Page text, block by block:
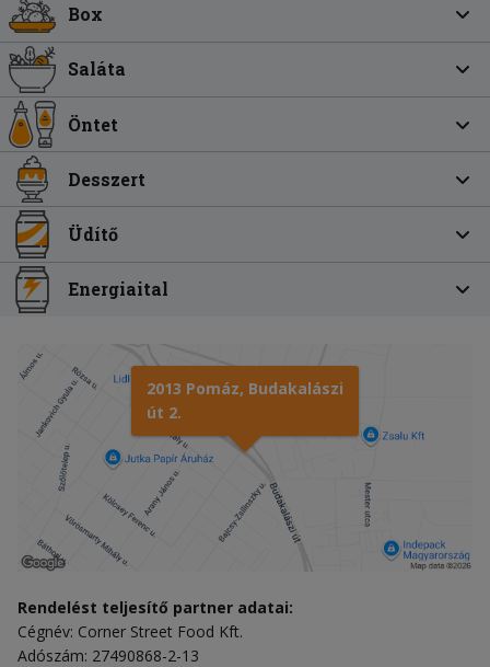
Box
Saláta
Öntet
Desszert
Üdítő
Energiaital
2013 Pomáz, Budakalászi
út 2.
Rendelést teljesítő partner adatai:
Cégnév: Corner Street Food Kft.
Adószám: 27490868-2-13